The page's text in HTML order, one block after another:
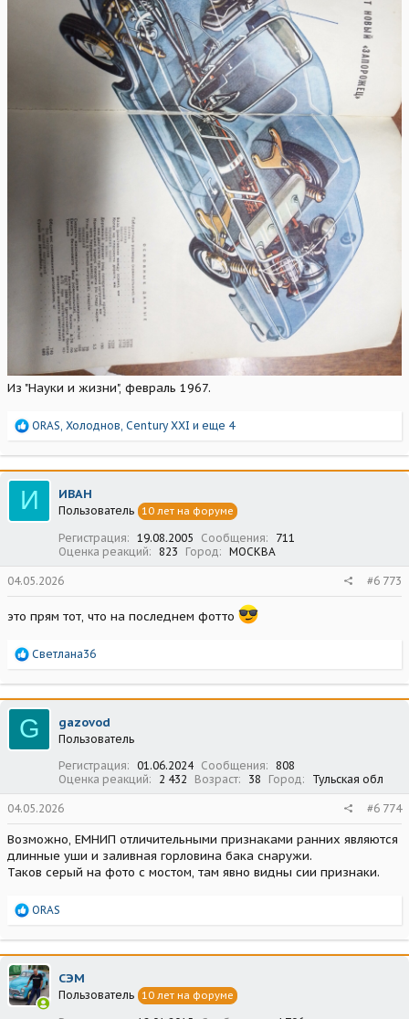
Из "Науки и жизни", февраль 1967.
Р
а
к
ц
и
и
ORAS Холоднов Century XXI и еще 4
И ИВАН
Пользователь 10 лет на форуме
Регистрация 19.08.2005 Сообщения
711
Оценка реакций
823 Город МОСКВА
04.05.2026 #6 773
это прям тот, что на последнем фотто
Р
а
к
ц
и
и
Светлана36
G gazovod
Пользователь
Регистрация
01.06.2024 Сообщения
808
Оценка реакций
2 432 Возраст 38 Город Тульская обл
04.05.2026 #6 774
Возможно, ЕМНИП отличительными признаками ранних являются
длинные уши и заливная горловина бака снаружи.
Таков серый на фото с мостом, там явно видны сии признаки.
Р
а
к
ц
и
и
ORAS
СЭМ
Пользователь 10 лет на форуме